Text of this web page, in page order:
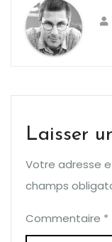
Laisser
Votre adresse
champs
Commentaire *